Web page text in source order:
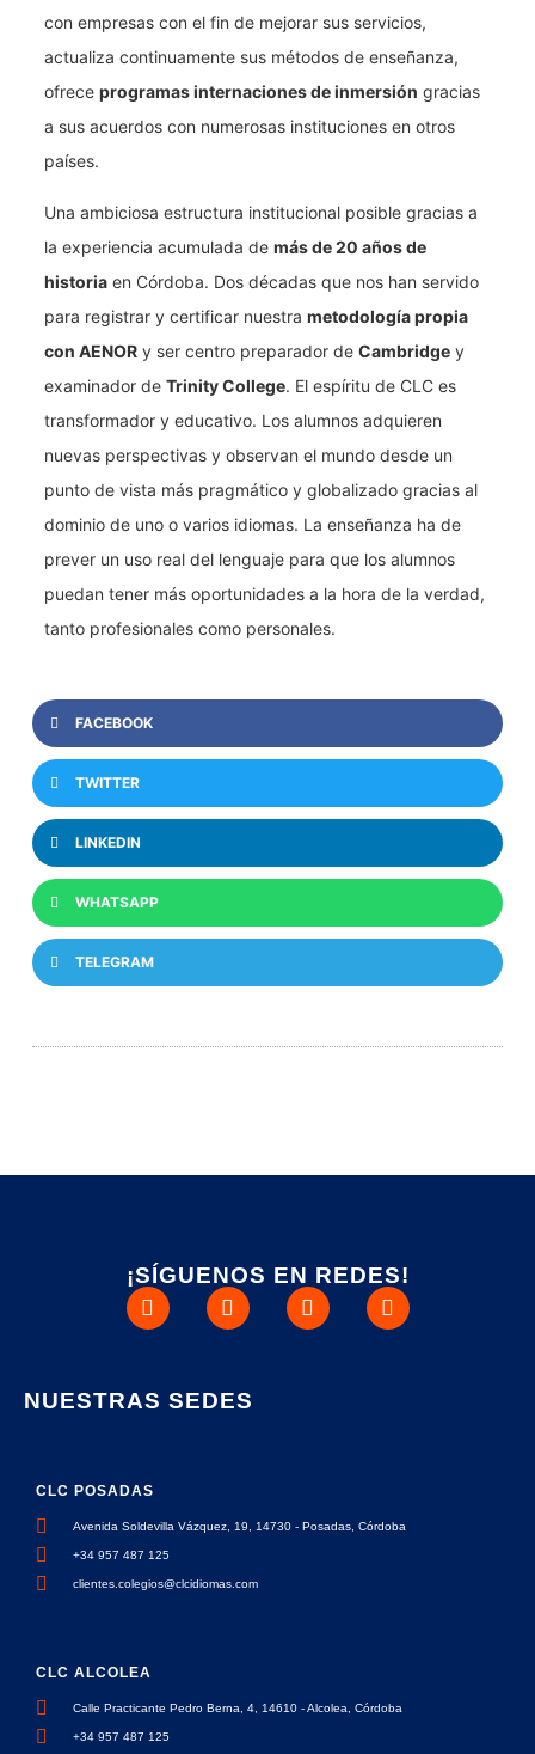
con empresas con el fin de mejorar sus servicios,
actualiza continuamente sus métodos de enseñanza,
ofrece programas internaciones de inmersión gracias
a sus acuerdos con numerosas instituciones en otros
países.
Una ambiciosa estructura institucional posible gracias a
la experiencia acumulada de más de 20 años de
historia en Córdoba. Dos décadas que nos han servido
para registrar y certificar nuestra metodología propia
con AENOR y ser centro preparador de Cambridge y
examinador de Trinity College. El espíritu de CLC es
transformador y educativo. Los alumnos adquieren
nuevas perspectivas y observan el mundo desde un
punto de vista más pragmático y globalizado gracias al
dominio de uno o varios idiomas. La enseñanza ha de
prever un uso real del lenguaje para que los alumnos
puedan tener más oportunidades a la hora de la verdad,
tanto profesionales como personales.
FACEBOOK
TWITTER
LINKEDIN
WHATSAPP
TELEGRAM
¡SÍGUENOS EN REDES!
NUESTRAS SEDES
CLC ALCOLEA
Calle Practicante Pedro Berna, 4, 14610 - Alcolea, Córdoba
+34 957 487 125
CLC POSADAS
Avenida Soldevilla Vázquez, 19, 14730 - Posadas, Córdoba
+34 957 487 125
clientes.colegios@clcidiomas.com